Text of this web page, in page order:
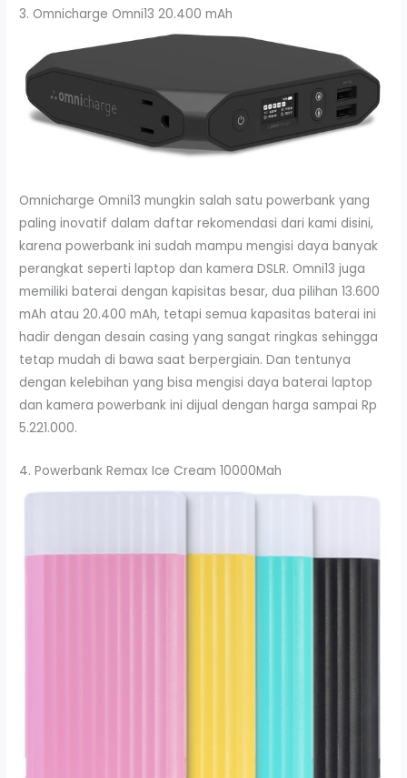
3. Omnicharge Omni13 20.400 mAh
Omnicharge Omni13 mungkin salah satu powerbank yang
paling inovatif dalam daftar rekomendasi dari kami disini,
karena powerbank ini sudah mampu mengisi daya banyak
perangkat seperti laptop dan kamera DSLR. Omni13 juga
memiliki baterai dengan kapisitas besar, dua pilihan 13.600
mAh atau 20.400 mAh, tetapi semua kapasitas baterai ini
hadir dengan desain casing yang sangat ringkas sehingga
tetap mudah di bawa saat berpergiain. Dan tentunya
dengan kelebihan yang bisa mengisi daya baterai laptop
dan kamera powerbank ini dijual dengan harga sampai Rp
5.221.000.
4. Powerbank Remax Ice Cream 10000Mah